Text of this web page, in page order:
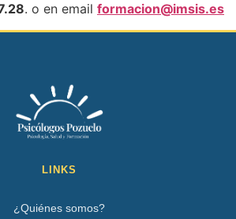
. o en email formacion@imsis.es
LINKS
¿Quiénes somos?